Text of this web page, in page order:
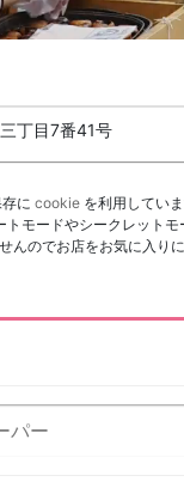
丁目7番41号
に cookie を利用していま
トモードやシークレット
んのでお店をお気に入りに